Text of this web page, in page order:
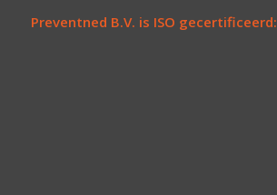
Preventned B.V. is ISO gecertificeerd: